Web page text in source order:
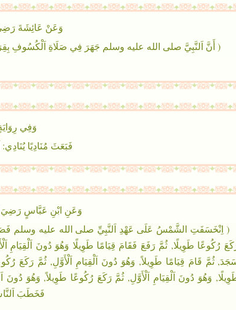
وَعَنْ عَائِشَةَ رَضِيَ
( أَنَّ اَلنَّبِيَّ صلى الله عليه وسلم جَهَرَ فِي صَلَاةِ اَلْكُسُوفِ
وَفِي
فَبَعَثَ مُنَادِيًا
وَعَنِ ابْنِ عَبَّاسٍ رَضِيَ
( اِنْخَسَفَتِ الشَّمْسُ عَلَى عَهْدِ اَلنَّبِيِّ صلى الله عليه وسلم
رُكُوعًا طَوِيلًا, ثُمَّ رَفَعَ فَقَامَ قِيَامًا طَوِيلًا وَهُوَ دُونَ اَلْقِيَامِ
ثُمَّ قَامَ قِيَامًا طَوِيلاً, وَهُوَ دُونَ اَلْقِيَامِ اَلْأَوَّلِ, ثُمَّ رَكَعَ
وَهُوَ دُونَ اَلْقِيَامِ اَلْأَوَّلِ, ثُمَّ رَكَعَ رُكُوعًا طَوِيلاً, وَهُوَ
فَخَطَبَ